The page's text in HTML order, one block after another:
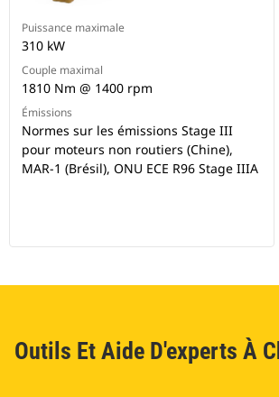
Puissance maximale
310 kW
Couple maximal
1810 Nm @ 1400 rpm
Émissions
Normes sur les émissions Stage III
pour moteurs non routiers (Chine),
MAR-1 (Brésil), ONU ECE R96 Stage IIIA
Outils Et Aide D'experts À